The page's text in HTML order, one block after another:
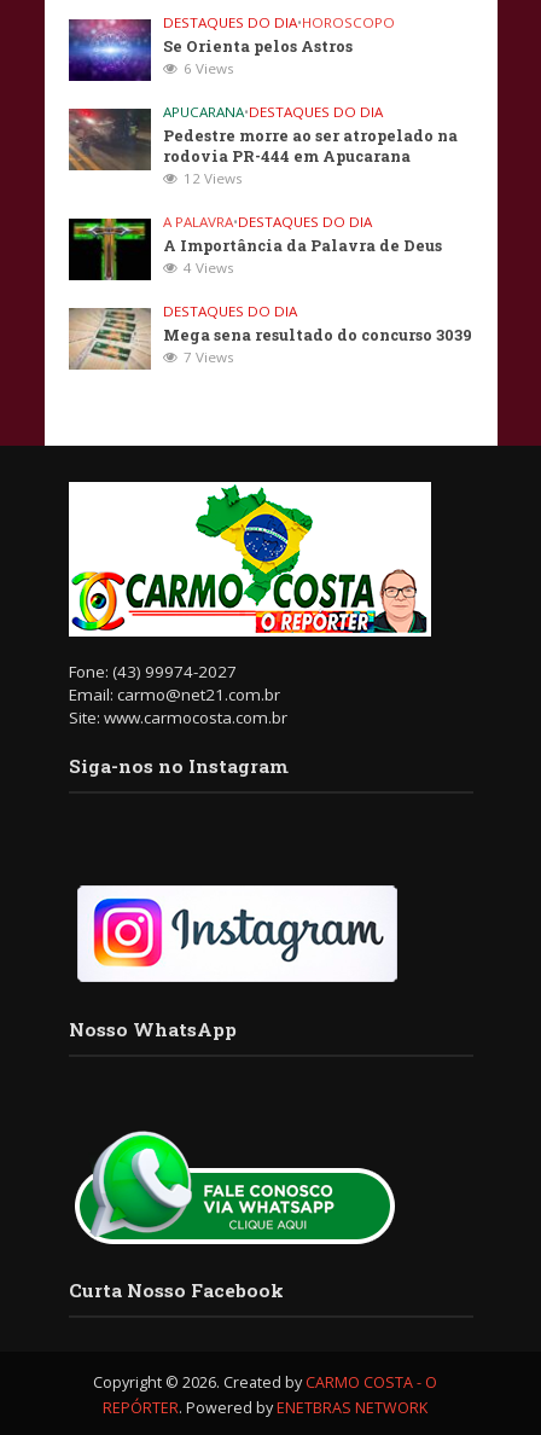
DESTAQUES DO DIA•HOROSCOPO
Se Orienta pelos Astros
6 Views
APUCARANA•DESTAQUES DO DIA
Pedestre morre ao ser atropelado na
rodovia PR-444 em Apucarana
12 Views
A PALAVRA•DESTAQUES DO DIA
A Importância da Palavra de Deus
4 Views
DESTAQUES DO DIA
Mega sena resultado do concurso 3039
7 Views
Fone: (43) 99974-2027
Email: carmo@net21.com.br
Site: www.carmocosta.com.br
Siga-nos no Instagram
Nosso WhatsApp
Curta Nosso Facebook
Copyright © 2026. Created by CARMO COSTA - O
REPÓRTER. Powered byENETBRAS NETWORK